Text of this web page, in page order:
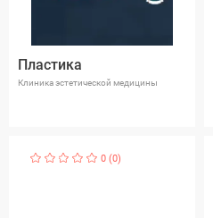
Пластика
Клиника эстетической медицины
0 (0)